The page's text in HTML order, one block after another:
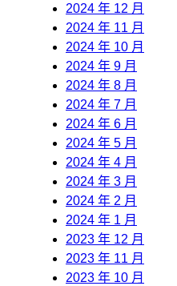
2024 年 12 月
2024 年 11 月
2024 年 10 月
2024 年 9 月
2024 年 8 月
2024 年 7 月
2024 年 6 月
2024 年 5 月
2024 年 4 月
2024 年 3 月
2024 年 2 月
2024 年 1 月
2023 年 12 月
2023 年 11 月
2023 年 10 月